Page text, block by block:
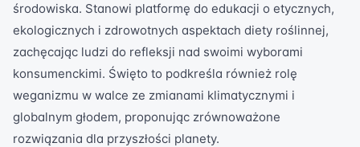
środowiska. Stanowi platformę do edukacji o etycznych,
ekologicznych i zdrowotnych aspektach diety roślinnej,
zachęcając ludzi do refleksji nad swoimi wyborami
konsumenckimi. Święto to podkreśla również rolę
weganizmu w walce ze zmianami klimatycznymi i
globalnym głodem, proponując zrównoważone
rozwiązania dla przyszłości planety.